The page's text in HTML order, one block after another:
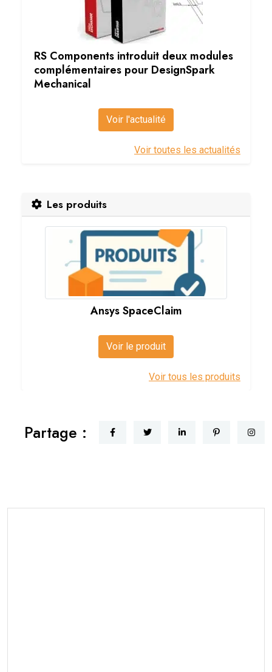
RS Components introduit deux modules
complémentaires pour DesignSpark
Mechanical
Voir l'actualité
Voir toutes les actualités
Les produits
Ansys SpaceClaim
Voir le produit
Voir tous les produits
Partage :